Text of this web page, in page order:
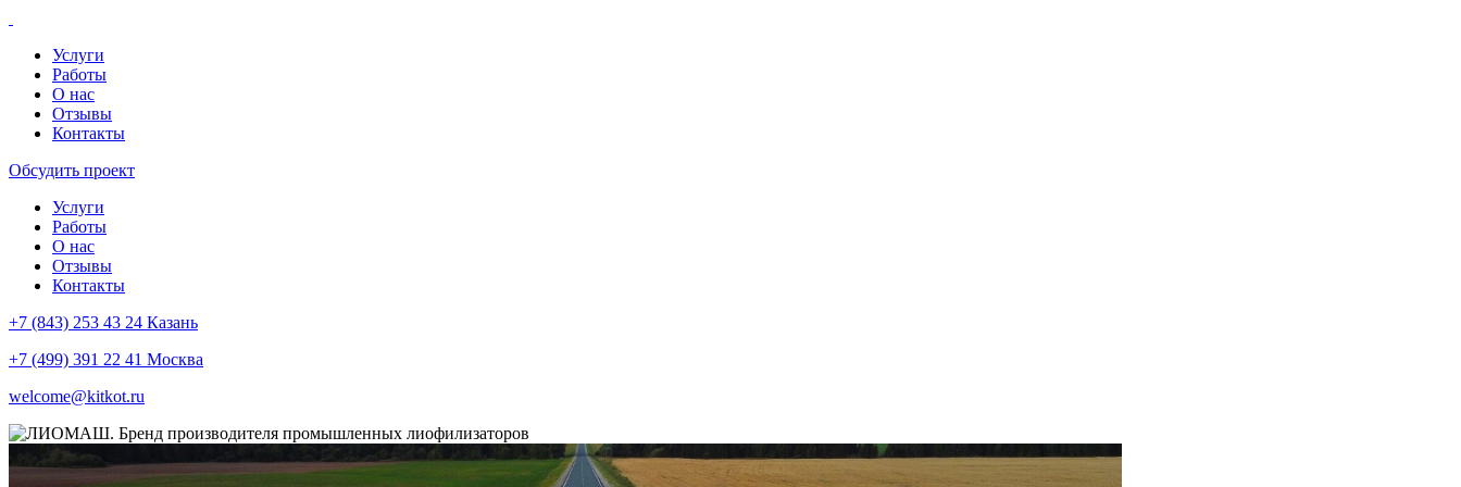
Услуги
Работы
О нас
Отзывы
Контакты
Обсудить проект
Услуги
Работы
О нас
Отзывы
Контакты
+7 (843) 253 43 24 Казань
+7 (499) 391 22 41 Москва
welcome@kitkot.ru